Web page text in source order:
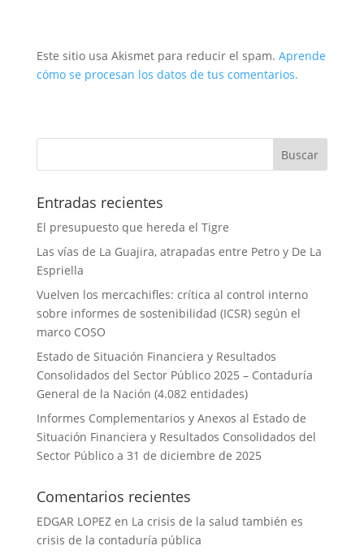
Este sitio usa Akismet para reducir el spam. Aprende
cómo se procesan los datos de tus comentarios.
Entradas recientes
El presupuesto que hereda el Tigre
Las vías de La Guajira, atrapadas entre Petro y De La
Espriella
Vuelven los mercachifles: crítica al control interno
sobre informes de sostenibilidad (ICSR) según el
marco COSO
Estado de Situación Financiera y Resultados
Consolidados del Sector Público 2025 – Contaduría
General de la Nación (4.082 entidades)
Informes Complementarios y Anexos al Estado de
Situación Financiera y Resultados Consolidados del
Sector Público a 31 de diciembre de 2025
Comentarios recientes
EDGAR LOPEZen La crisis de la salud también es
crisis de la contaduría pública